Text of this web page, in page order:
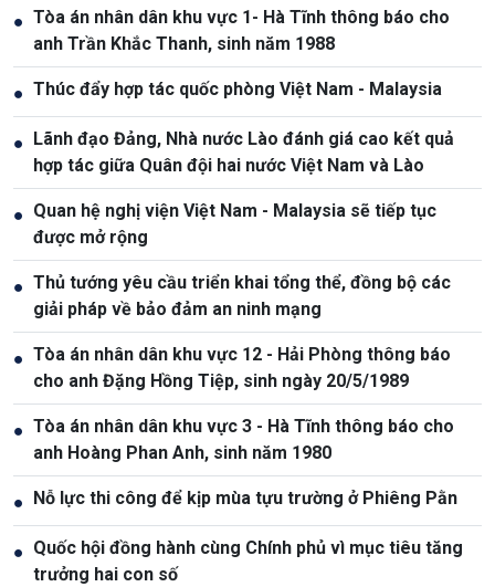
● Tòa án nhân dân khu vực 1- Hà Tĩnh thông báo cho
anh Trần Khắc Thanh, sinh năm 1988
● Thúc đẩy hợp tác quốc phòng Việt Nam - Malaysia
●
Lãnh đạo Đảng, Nhà nước Lào đánh giá cao kết quả
hợp tác giữa Quân đội hai nước Việt Nam và Lào
● Quan hệ nghị viện Việt Nam - Malaysia sẽ tiếp tục
được mở rộng
● Thủ tướng yêu cầu triển khai tổng thể, đồng bộ các
giải pháp về bảo đảm an ninh mạng
● Tòa án nhân dân khu vực 12 - Hải Phòng thông báo
cho anh Đặng Hồng Tiệp, sinh ngày 20/5/1989
● Tòa án nhân dân khu vực 3 - Hà Tĩnh thông báo cho
anh Hoàng Phan Anh, sinh năm 1980
● Nỗ lực thi công để kịp mùa tựu trường ở Phiêng Pằn
● Quốc hội đồng hành cùng Chính phủ vì mục tiêu tăng
trưởng hai con số